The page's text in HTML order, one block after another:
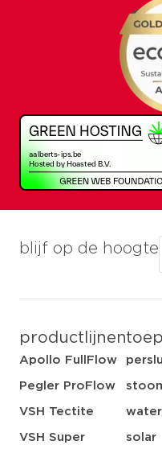
blijf op de hoogte
productlijnen
Apollo FullFlow
Pegler ProFlow
VSH Tectite
VSH Super solar